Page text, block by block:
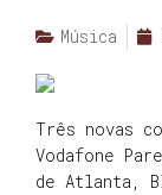
Música
Três novas
Vodafone
de Atlanta,